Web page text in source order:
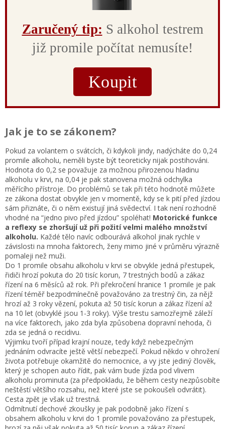
Zaručený tip: S alkohol testrem
již promile počítat nemusíte!
Koupit
Jak je to se zákonem?
Pokud za volantem o svátcích, či kdykoli jindy, nadýcháte do 0,24
promile alkoholu, neměli byste být teoreticky nijak postihováni.
Hodnota do 0,2 se považuje za možnou přirozenou hladinu
alkoholu v krvi, na 0,04 je pak stanovena možná odchylka
měřícího přístroje. Do problémů se tak při této hodnotě můžete
ze zákona dostat obvykle jen v momentě, kdy se k pití před jízdou
sám přiznáte, či o něm existují jiná svědectví. I tak není rozhodně
vhodné na “jedno pivo před jízdou” spoléhat! Motorické funkce
a reflexy se zhoršují už při požití velmi malého množství
alkoholu. Každé tělo navíc odbourává alkohol jinak rychle v
závislosti na mnoha faktorech, ženy mimo jiné v průměru výrazně
pomaleji než muži.
Do 1 promile obsahu alkoholu v krvi se obvykle jedná přestupek,
řidiči hrozí pokuta do 20 tisíc korun, 7 trestných bodů a zákaz
řízení na 6 měsíců až rok. Při překročení hranice 1 promile je pak
řízení téměř bezpodmínečně považováno za trestný čin, za nějž
hrozí až 3 roky vězení, pokuta až 50 tisíc korun a zákaz řízení až
na 10 let (obvyklé jsou 1-3 roky). Výše trestu samozřejmě záleží
na více faktorech, jako zda byla způsobena dopravní nehoda, či
zda se jedná o recidivu.
Výjimku tvoří případ krajní nouze, tedy když nebezpečným
jednáním odvracíte ještě větší nebezpečí. Pokud někdo v ohrožení
života potřebuje okamžitě do nemocnice, a vy jste jediný člověk,
který je schopen auto řídit, pak vám bude jízda pod vlivem
alkoholu prominuta (za předpokladu, že během cesty nezpůsobíte
neštěstí většího rozsahu, než které jste se pokoušeli odvrátit).
Cesta zpět je však už trestná.
Odmítnutí dechové zkoušky je pak podobně jako řízení s
obsahem alkoholu v krvi do 1 promile považováno za přestupek,